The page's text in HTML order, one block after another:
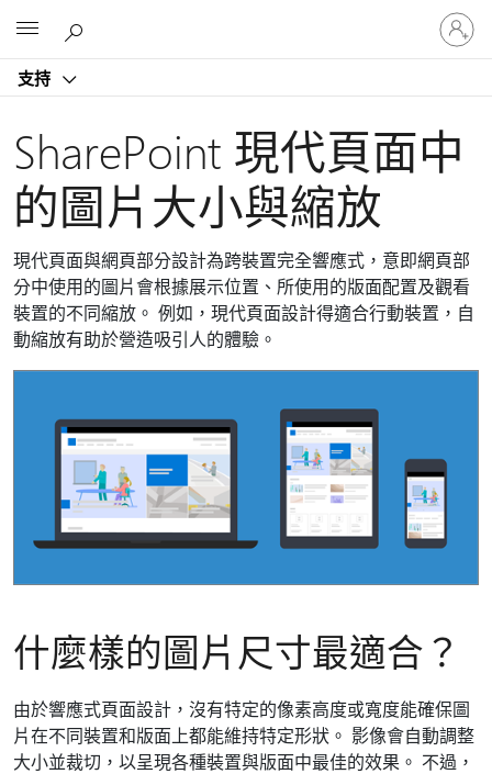
支持
登
入
您
戶
SharePoint 現代頁面中
的圖片大小與縮放
現代頁面與網頁部分設計為跨裝置完全響應式，意即網頁部
分中使用的圖片會根據展示位置、所使用的版面配置及觀看
裝置的不同縮放。 例如，現代頁面設計得適合行動裝置，自
動縮放有助於營造吸引人的體驗。
什麼樣的圖片尺寸最適合？
由於響應式頁面設計，沒有特定的像素高度或寬度能確保圖
片在不同裝置和版面上都能維持特定形狀。 影像會自動調整
大小並裁切，以呈現各種裝置與版面中最佳的效果。 不過，